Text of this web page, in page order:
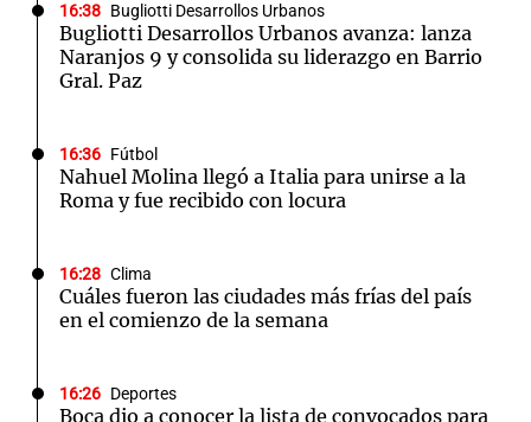
16:38 Bugliotti Desarrollos Urbanos
Bugliotti Desarrollos Urbanos avanza: lanza
Naranjos 9 y consolida su liderazgo en Barrio
Gral. Paz
16:36 Fútbol
Nahuel Molina llegó a Italia para unirse a la
Roma y fue recibido con locura
16:28 Clima
Cuáles fueron las ciudades más frías del país
en el comienzo de la semana
16:26 Deportes
Boca dio a conocer la lista de convocados para